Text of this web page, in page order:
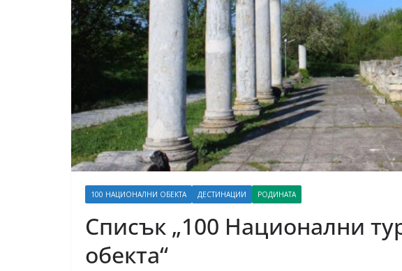
100 НАЦИОНАЛНИ ОБЕКТА ДЕСТИНАЦИИ РОДИНАТА
Списък „100 Национални
обекта“